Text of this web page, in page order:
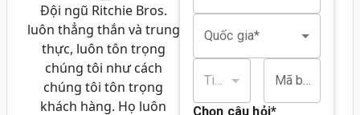
Quốc gia*
Tiểu bang/tỉnh* Mã bưu chính/bưu điện*
Chọn câu hỏi*
Đội ngũ Ritchie Bros.
luôn thẳng thắn và trung
thực, luôn tôn trọng
chúng tôi như cách
chúng tôi tôn trọng
khách hàng. Họ luôn